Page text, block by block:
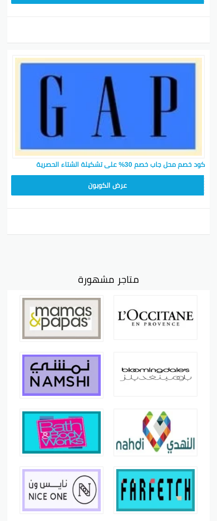
كود خصم محل جاب خصم 30% على تشكيلة الشتاء الحصرية
عرض الكوبون
متاجر مشهورة